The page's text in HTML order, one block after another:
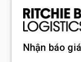
Nhận báo giá